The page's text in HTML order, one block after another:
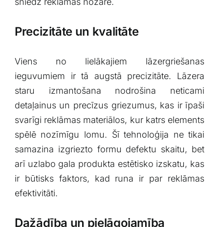
Precizitāte un kvalitāte
Viens⁤ no ⁤lielākajiem lāzergriešanas
ieguvumiem ir tā augstā precizitāte. Lāzera
staru izmantošana nodrošina neticami
detaļainus un⁤ precīzus griezumus,‌ kas ir‌ īpaši
svarīgi reklāmas materiālos, kur katrs elements
spēlē nozīmīgu ‍lomu. Šī tehnoloģija ​ne tikai
samazina izgriezto formu‍ defektu skaitu, bet
arī uzlabo‌ gala produkta estētisko ‍izskatu, kas⁤
ir būtisks ⁢faktors, ‌kad runa ir par reklāmas‍
efektivitāti.
Dažādība‍ un pielāgojamība